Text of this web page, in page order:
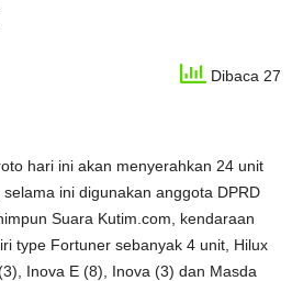
Dibaca 27
hari ini akan menyerahkan 24 unit
ini digunakan anggota DPRD
Suara Kutim.com, kendaraan
type Fortuner sebanyak 4 unit, Hilux
Inova E (8), Inova (3) dan Masda